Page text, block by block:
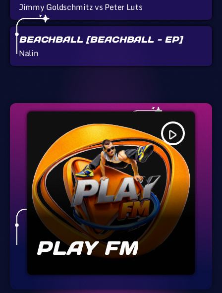
Jimmy Goldschmitz vs Peter Luts
BEACHBALL [BEACHBALL - EP]
Nalin
play_arrow
PLAY FM